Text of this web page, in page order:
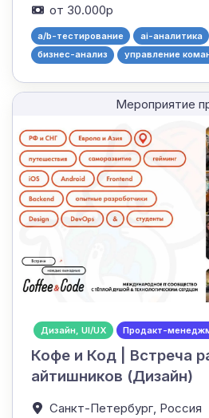
от 30.000р
a/b-тестирование ai-аналитика
бизнес-анализ
управление
Мероприятие
Дизайн, UI/UX Продакт-
Кофе и Код | Встреча
айтишников (Дизайн)
Санкт-Петербург, Россия